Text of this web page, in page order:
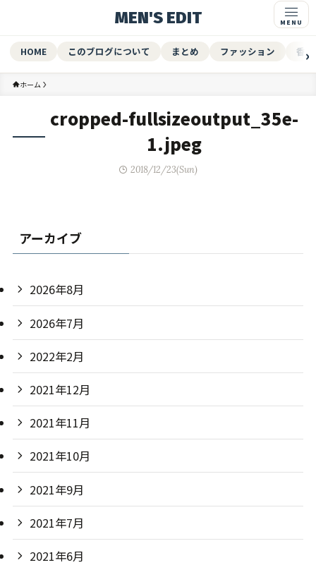
MEN'S EDIT
HOME このブログについて まとめ ファッション 香水
ホーム
cropped-fullsizeoutput_35e-
1.jpeg
2018/12/23(Sun)
アーカイブ
2026年8月
2026年7月
2022年2月
2021年12月
2021年11月
2021年10月
2021年9月
2021年7月
2021年6月